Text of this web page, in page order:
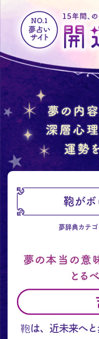
鞄がボ
夢辞典カテゴ
鞄は、近未来へ